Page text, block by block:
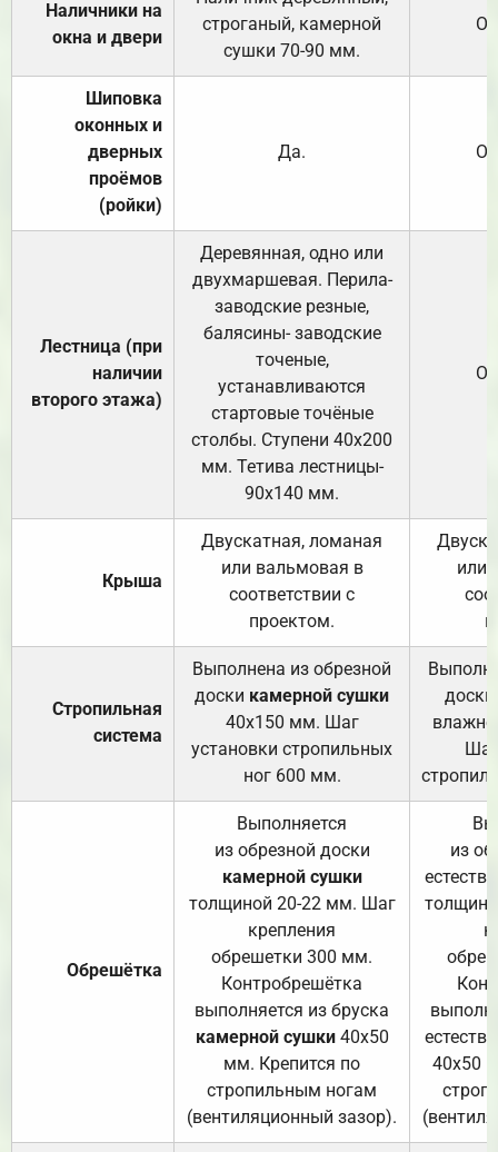
Наличники на
окна и двери
строганый, камерной
сушки 70-90 мм.
Шиповка
оконных и
дверных
проёмов
(ройки)
Да.
Лестница (при
наличии
второго этажа)
Деревянная, одно или
двухмаршевая. Перила-
заводские резные,
балясины- заводские
точеные,
устанавливаются
стартовые точёные
столбы. Ступени 40х200
мм. Тетива лестницы-
90х140 мм.
Крыша
Двускатная, ломаная
или вальмовая в
соответствии с
проектом.
или
Стропильная
система
Выполнена из обрезной
доски камерной сушки
40х150 мм. Шаг
установки стропильных
ног 600 мм.
доски
Обрешётка
Выполняется
из обрезной доски
камерной сушки
толщиной 20-22 мм. Шаг
крепления
обрешетки 300 мм.
Контробрешётка
выполняется из бруска
камерной сушки40х50
мм. Крепится по
стропильным ногам
(вентиляционный зазор).
из
40х50